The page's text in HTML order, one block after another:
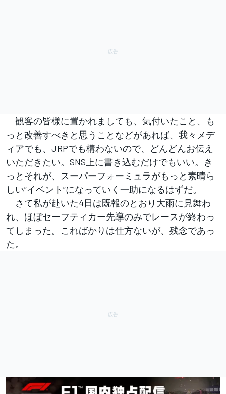
観客の皆様に置かれましても、気付いたこと、も
っと改善すべきと思うことなどがあれば、我々メデ
ィアでも、JRPでも構わないので、どんどんお伝え
いただきたい。SNS上に書き込むだけでもいい。き
っとそれが、スーパーフォーミュラがもっと素晴ら
しい”イベント”になっていく一助になるはずだ。
さて私が赴いた4日は既報のとおり大雨に見舞わ
れ、ほぼセーフティカー先導のみでレースが終わっ
てしまった。こればかりは仕方ないが、残念であっ
た。